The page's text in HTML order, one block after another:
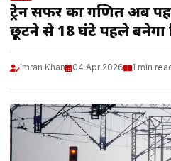
ट्रेन सफर का गणित अब
छूटने से 18 घंटे पहले बनेगा
Imran Khan 04 Apr 2026 1 min